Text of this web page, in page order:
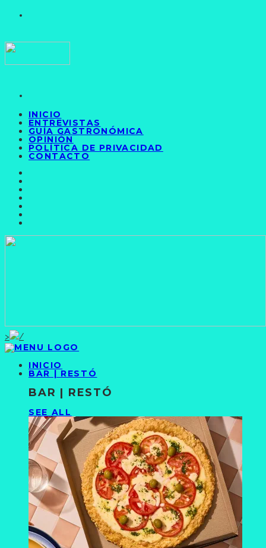
INICIO
ENTREVISTAS
GUÍA GASTRONÓMICA
OPINIÓN
POLÍTICA DE PRIVACIDAD
CONTACTO
>
INICIO
BAR | RESTÓ
BAR | RESTÓ
SEE ALL